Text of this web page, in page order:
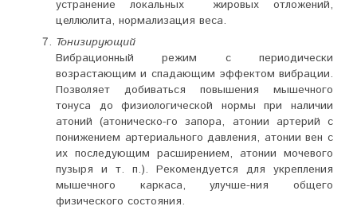
устранение локальных жировых отложений,
целлюлита, нормализация веса.
Тонизирующий
Вибрационный режим с периодически
возрастающим и спадающим эффектом вибрации.
Позволяет добиваться повышения мышечного
тонуса до физиологической нормы при наличии
атоний (атоническо-го запора, атонии артерий с
понижением артериального давления, атонии вен с
их последующим расширением, атонии мочевого
пузыря и т. п.). Рекомендуется для укрепления
мышечного каркаса, улучше-ния общего
физического состояния.